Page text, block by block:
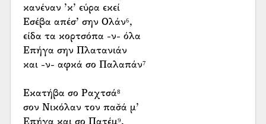
κανέναν ’κ’ εύρα εκεί
Εσέβα απέσ’ σην Ολάν⁶,
είδα τα κορτσόπα -ν- όλα
Επήγα σην Πλατανιάν
και -ν- αφκά σο Παλαπάν⁷
Εκατήβα σο Ραχτσά⁸
σον Νικόλαν τον πασ̌ά μ’